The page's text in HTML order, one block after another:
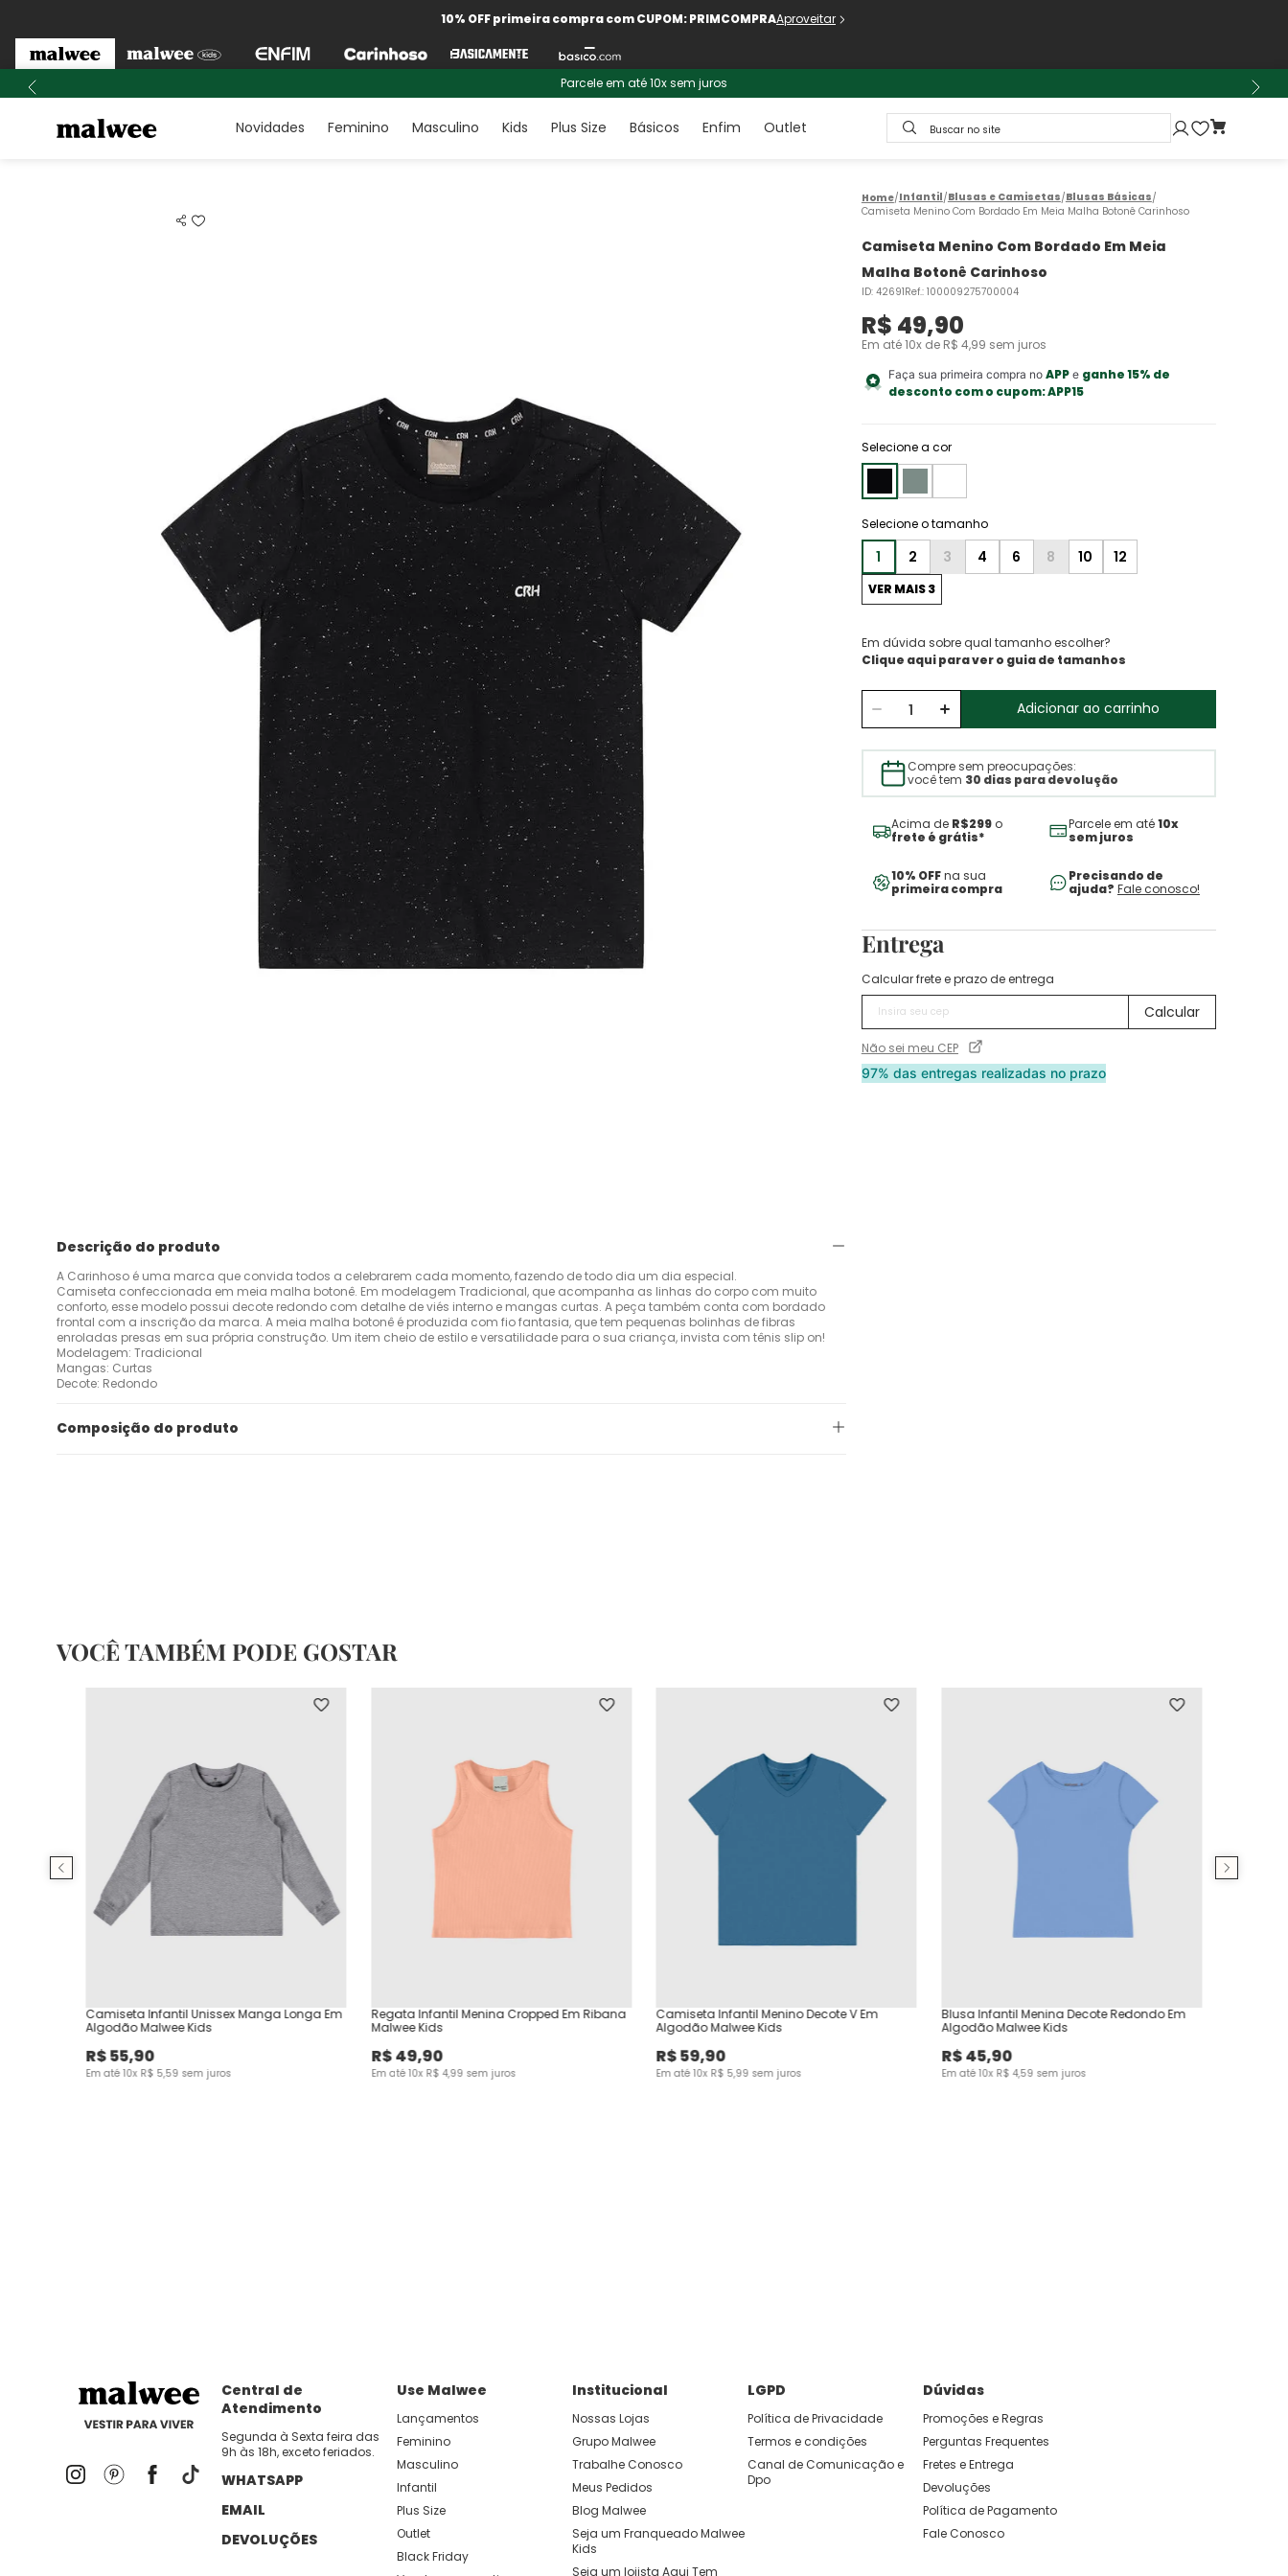
10% OFF primeira compra com CUPOM: PRIMCOMPRAAproveitar
Parcele em até 10x sem juros
Novidades Feminino Masculino Kids Plus Size Básicos Enfim Outlet Buscar no site
Descrição do produto
A Carinhoso é uma marca que convida todos a celebrarem cada momento, fazendo de todo dia um dia especial.
Camiseta confeccionada em meia malha botonê. Em modelagem Tradicional, que acompanha as linhas do corpo com muito
conforto, esse modelo possui decote redondo com detalhe de viés interno e mangas curtas. A peça também conta com bordado
frontal com a inscrição da marca. A meia malha botonê é produzida com fio fantasia, que tem pequenas bolinhas de fibras
enroladas presas em sua própria construção. Um item cheio de estilo e versatilidade para o sua criança, invista com tênis slip on!
Modelagem: Tradicional
Mangas: Curtas
Decote: Redondo
Composição do produto
Infantil Blusas e Camisetas Blusas Básicas
Camiseta Menino Com Bordado Em Meia Malha Botonê Carinhoso
Camiseta Menino Com Bordado Em Meia
Malha Botonê Carinhoso
ID: 42691Ref.: 100009275700004
R$ 49,90
Em até10x de R$ 4,99 sem juros
Faça sua primeira compra no APPe ganhe 15% de
desconto com o cupom:APP15
Selecione a cor
1 2 3 4 6 8 10 12
VER MAIS 3
Em dúvida sobre qual tamanho escolher?
Clique aqui para ver o guia de tamanhos
Adicionar ao carrinho
Compre sem preocupações:
você tem 30 dias para devolução
Acima de R$299o
frete é grátis*
Parcele em até10x
sem juros
10% OFFna sua
primeira compra
Precisando de
ajuda? Fale conosco!
Entrega
Calcular frete e prazo de entrega
Não sei meu CEP
97% das entregas realizadas no prazo
VOCÊ TAMBÉM PODE GOSTAR
Camiseta Infantil Unissex Manga Longa Em
Algodão Malwee Kids
R$55,90
Em até10x R$ 5,59 sem juros
Regata Infantil Menina Cropped Em Ribana
Malwee Kids
R$49,90
Em até10x R$ 4,99 sem juros
Camiseta Infantil Menino Decote V Em
Algodão Malwee Kids
R$59,90
Em até10x R$ 5,99 sem juros
Blusa Infantil Menina Decote Redondo Em
Algodão Malwee Kids
R$45,90
Em até10x R$ 4,59 sem juros
Central de
Atendimento
Segunda à Sexta feira das
9h às 18h, exceto feriados.
WHATSAPP
EMAIL
DEVOLUÇÕES
Use Malwee
Lançamentos
Feminino
Masculino
Infantil
Plus Size
Outlet
Black Friday
Institucional
Nossas Lojas
Grupo Malwee
Trabalhe Conosco
Meus Pedidos
Blog Malwee
Seja um Franqueado Malwee
Kids
Seja um lojista Aqui Tem
LGPD
Política de Privacidade
Termos e condições
Canal de Comunicação e
Dpo
Dúvidas
Promoções e Regras
Perguntas Frequentes
Fretes e Entrega
Devoluções
Política de Pagamento
Fale Conosco